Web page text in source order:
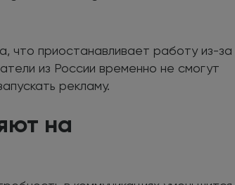
что приостанавливает работу из-за
из России временно не смогут
рекламу.
на